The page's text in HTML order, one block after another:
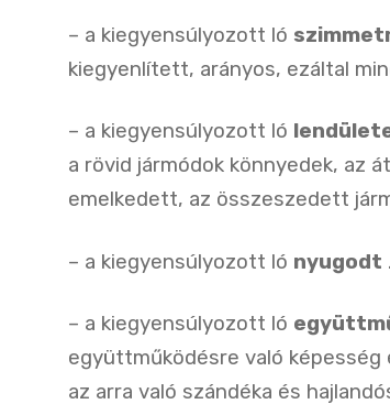
– a kiegyensúlyozott ló
kiegyenlített, arányos, ezáltal
– a kiegyensúlyozott ló
a rövid jármódok könnyedek, az
emelkedett, az összeszedett
– a kiegyensúlyozott ló nyugodt
– a kiegyensúlyozott ló
együttműködésre való
az arra való szándéka és